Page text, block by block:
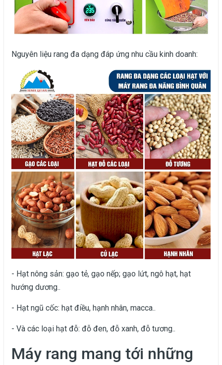
Nguyên liệu rang đa dạng đáp ứng nhu cầu kinh doanh:
- Hạt nông sản: gạo tẻ, gạo nếp; gạo lứt, ngô hạt, hạt
hướng dương..
- Hạt ngũ cốc: hạt điều, hạnh nhân, macca..
- Và các loại hạt đỗ: đỗ đen, đỗ xanh, đỗ tương..
Máy rang mang tới những